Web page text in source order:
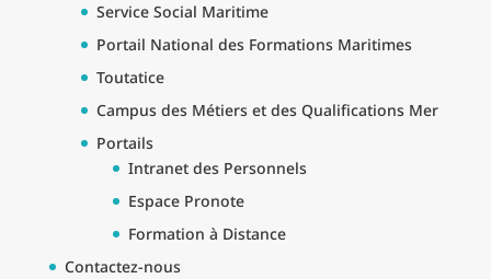
Service Social Maritime
Portail National des Formations Maritimes
Toutatice
Campus des Métiers et des Qualifications Mer
Portails
Intranet des Personnels
Espace Pronote
Formation à Distance
Contactez-nous